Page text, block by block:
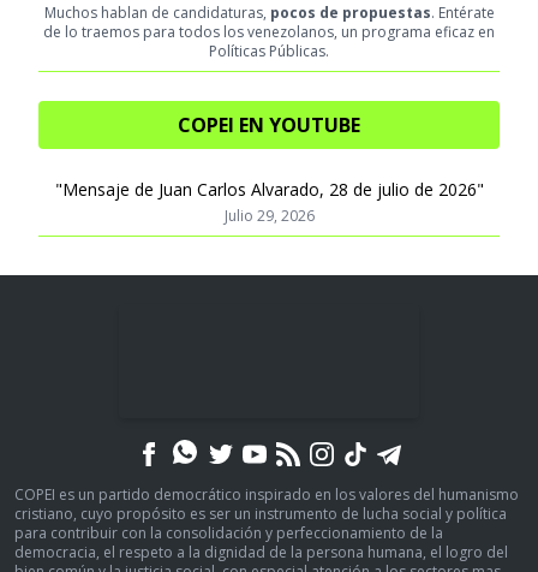
Muchos hablan de candidaturas, pocos de propuestas. Entérate
de lo traemos para todos los venezolanos, un programa eficaz en
Políticas Públicas.
COPEI EN YOUTUBE
"Mensaje de Juan Carlos Alvarado, 28 de julio de 2026"
Julio 29, 2026
COPEI es un partido democrático inspirado en los valores del humanismo
cristiano, cuyo propósito es ser un instrumento de lucha social y política
para contribuir con la consolidación y perfeccionamiento de la
democracia, el respeto a la dignidad de la persona humana, el logro del